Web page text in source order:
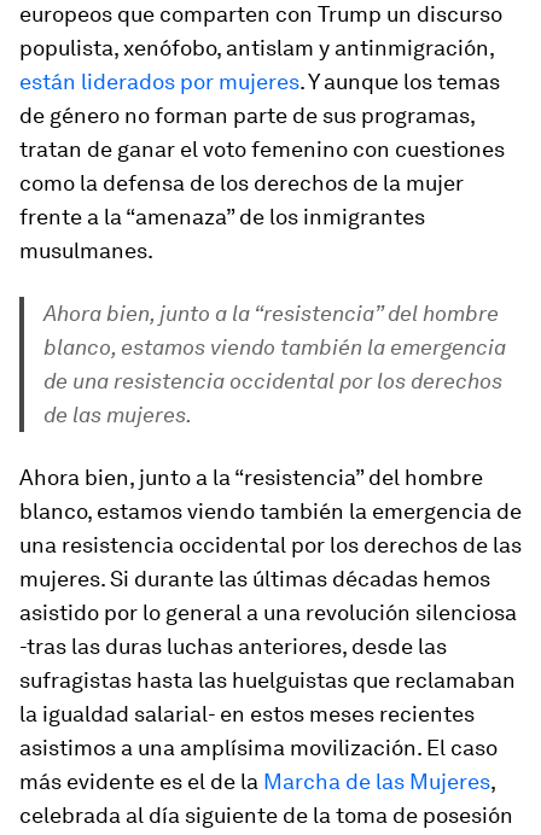
europeos que comparten con Trump un discurso
populista, xenófobo, antislam y antinmigración,
están liderados por mujeres. Y aunque los temas
de género no forman parte de sus programas,
tratan de ganar el voto femenino con cuestiones
como la defensa de los derechos de la mujer
frente a la “amenaza” de los inmigrantes
musulmanes.
Ahora bien, junto a la “resistencia” del hombre
blanco, estamos viendo también la emergencia
de una resistencia occidental por los derechos
de las mujeres.
Ahora bien, junto a la “resistencia” del hombre
blanco, estamos viendo también la emergencia de
una resistencia occidental por los derechos de las
mujeres. Si durante las últimas décadas hemos
asistido por lo general a una revolución silenciosa
-tras las duras luchas anteriores, desde las
sufragistas hasta las huelguistas que reclamaban
la igualdad salarial- en estos meses recientes
asistimos a una amplísima movilización. El caso
más evidente es el de la Marcha de las Mujeres,
celebrada al día siguiente de la toma de posesión